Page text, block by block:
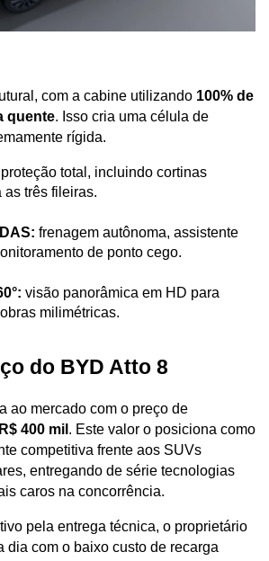
com a cabine utilizando 100% de
quente. Isso cria uma célula de
rígida.
proteção total, incluindo cortinas
as três fileiras.
frenagem autônoma, assistente
de ponto cego.
visão panorâmica em HD para
milimétricas.
do BYD Atto 8
ao mercado com o preço de
R$ 400 mil . Este valor o posiciona como
competitiva frente aos SUVs
entregando de série tecnologias
caros na concorrência.
pela entrega técnica, o proprietário
dia com o baixo custo de recarga